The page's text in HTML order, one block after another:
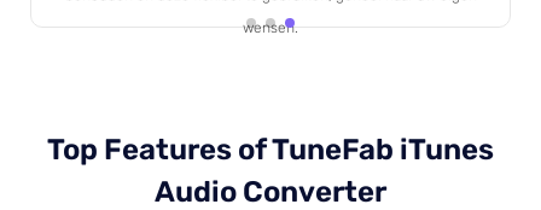
wensen.
Top Features of TuneFab iTunes
Audio Converter